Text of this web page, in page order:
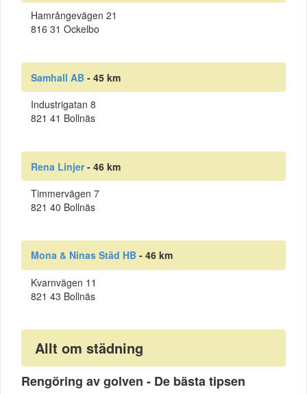
Hamrångevägen 21
816 31 Ockelbo
Samhall AB - 45 km
Industrigatan 8
821 41 Bollnäs
Rena Linjer- 46 km
Timmervägen 7
821 40 Bollnäs
Mona & Ninas Städ HB - 46 km
Kvarnvägen 11
821 43 Bollnäs
Allt om städning
Rengöring av golven - De bästa tipsen